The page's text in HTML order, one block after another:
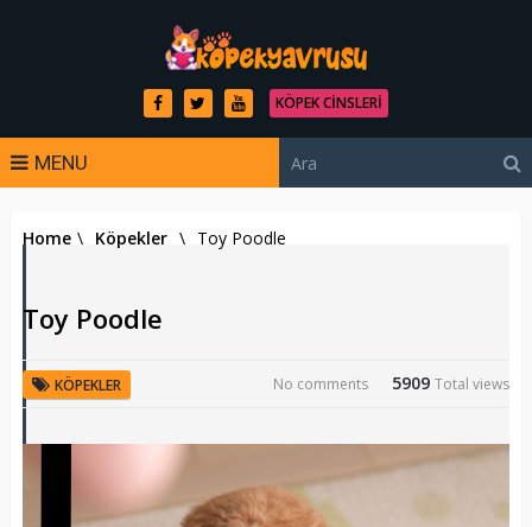
KÖPEK CINSLERI
MENU
Home \ Köpekler \ Toy Poodle
Toy Poodle
KÖPEKLER 5909Total views
No comments